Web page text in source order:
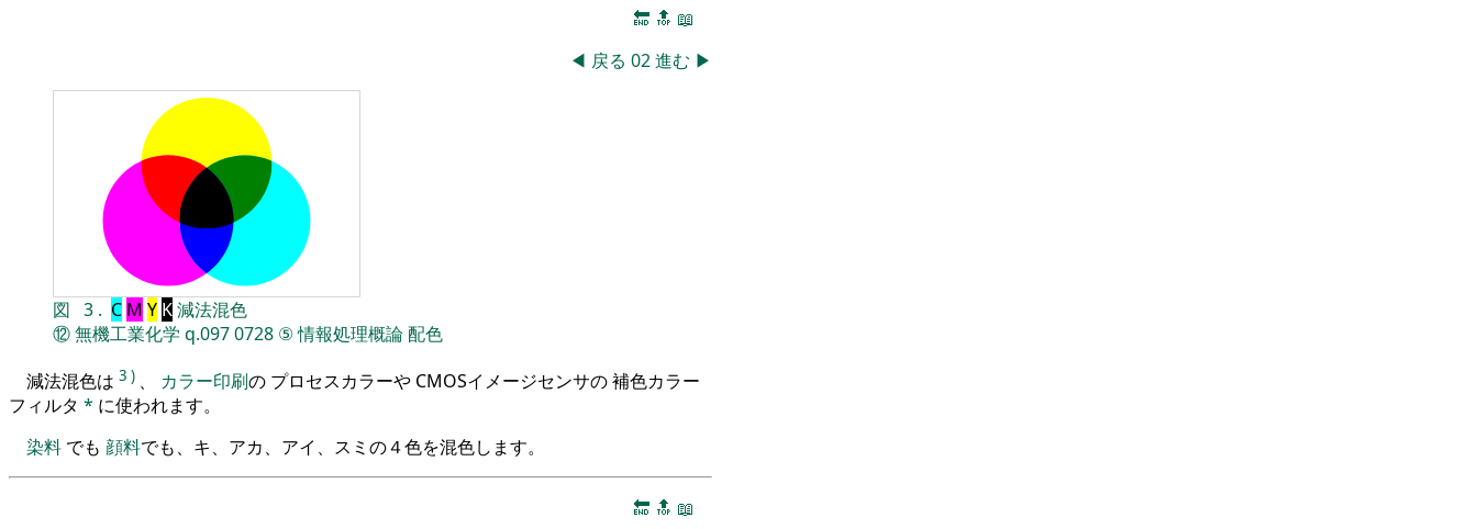
🔚 🔝 📖
◀ 戻る 02進む ▶
図 3 . C M Y K減法混色
⑫無機工業化学 q.0970728 ⑤情報処理概論配色
減法混色は 3 ) 、 カラー印刷の プロセスカラーや CMOSイメージセンサの 補色カラー
フィルタ * に使われます。
染料 でも 顔料でも、キ、アカ、アイ、スミの４色を混色します。
🔚 🔝 📖